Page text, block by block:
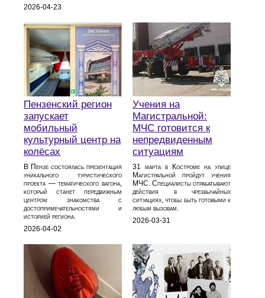
2026-04-23
Пензенский регион
запускает
мобильный
культурный центр на
колёсах
В Пензе состоялась презентация
уникального туристического
проекта — тематического вагона,
который станет передвижным
центром знакомства с
достопримечательностями и
историей региона.
2026-04-02
Учения на
Магистральной:
МЧС готовится к
непредвиденным
ситуациям
31 марта в Костроме на улице
Магистральной пройдут учения
МЧС. Специалисты отрабатывают
действия в чрезвычайных
ситуациях, чтобы быть готовыми к
любым вызовам.
2026-03-31